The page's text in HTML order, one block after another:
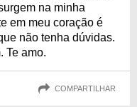
na minha
em meu coração é
não tenha dúvidas.
Te amo.
COMPARTILHAR